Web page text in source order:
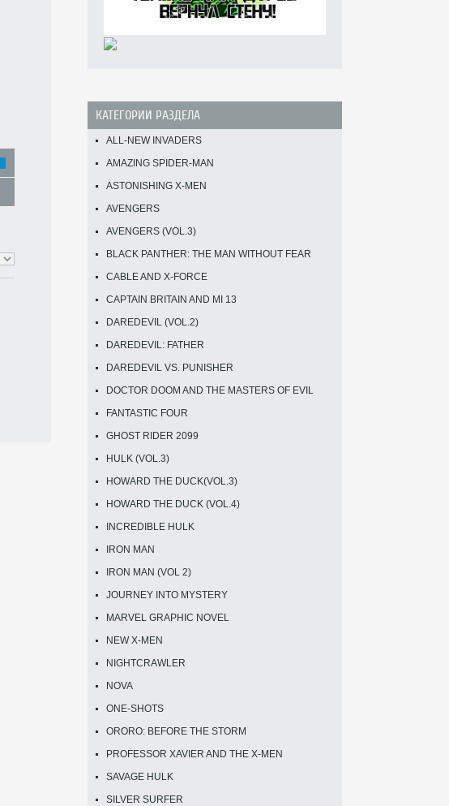
КАТЕГОРИИ РАЗДЕЛА
ALL-NEW INVADERS
AMAZING SPIDER-MAN
ASTONISHING X-MEN
AVENGERS
AVENGERS (VOL.3)
BLACK PANTHER: THE MAN WITHOUT FEAR
CABLE AND X-FORCE
CAPTAIN BRITAIN AND MI 13
DAREDEVIL (VOL.2)
DAREDEVIL: FATHER
DAREDEVIL VS. PUNISHER
DOCTOR DOOM AND THE MASTERS OF EVIL
FANTASTIC FOUR
GHOST RIDER 2099
HULK (VOL.3)
HOWARD THE DUCK(VOL.3)
HOWARD THE DUCK (VOL.4)
INCREDIBLE HULK
IRON MAN
IRON MAN (VOL 2)
JOURNEY INTO MYSTERY
MARVEL GRAPHIC NOVEL
NEW X-MEN
NIGHTCRAWLER
NOVA
ONE-SHOTS
ORORO: BEFORE THE STORM
PROFESSOR XAVIER AND THE X-MEN
SAVAGE HULK
SILVER SURFER